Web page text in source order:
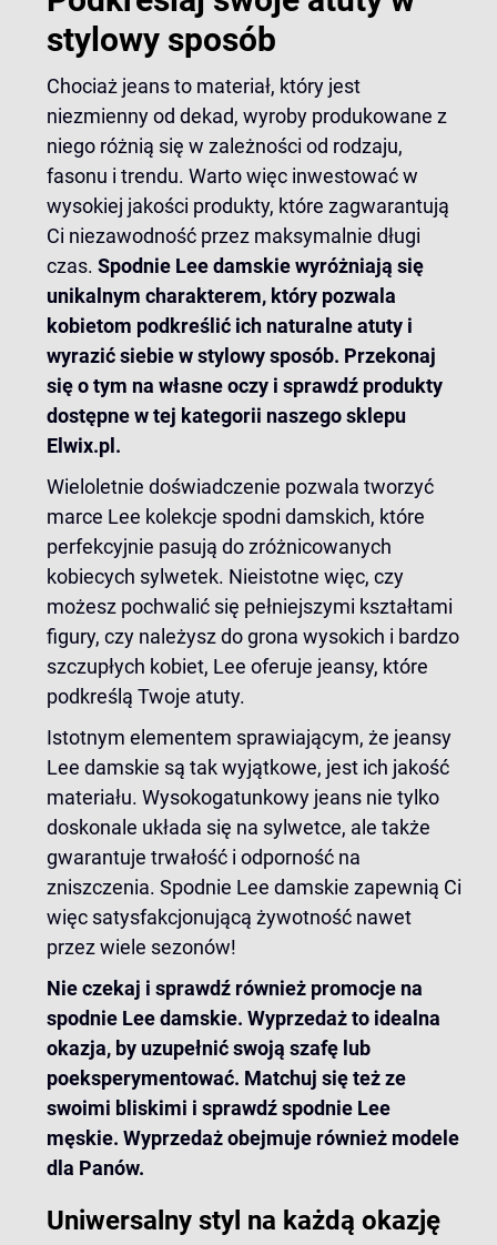
stylowy sposób
Chociaż jeans to materiał, który jest
niezmienny od dekad, wyroby produkowane z
niego różnią się w zależności od rodzaju,
fasonu i trendu. Warto więc inwestować w
wysokiej jakości produkty, które zagwarantują
Ci niezawodność przez maksymalnie długi
czas. Spodnie Lee damskie wyróżniają się
unikalnym charakterem, który pozwala
kobietom podkreślić ich naturalne atuty i
wyrazić siebie w stylowy sposób. Przekonaj
się o tym na własne oczy i sprawdź produkty
dostępne w tej kategorii naszego sklepu
Elwix.pl.
Wieloletnie doświadczenie pozwala tworzyć
marce Lee kolekcje spodni damskich, które
perfekcyjnie pasują do zróżnicowanych
kobiecych sylwetek. Nieistotne więc, czy
możesz pochwalić się pełniejszymi kształtami
figury, czy należysz do grona wysokich i bardzo
szczupłych kobiet, Lee oferuje jeansy, które
podkreślą Twoje atuty.
Istotnym elementem sprawiającym, że jeansy
Lee damskie są tak wyjątkowe, jest ich jakość
materiału. Wysokogatunkowy jeans nie tylko
doskonale układa się na sylwetce, ale także
gwarantuje trwałość i odporność na
zniszczenia. Spodnie Lee damskie zapewnią Ci
więc satysfakcjonującą żywotność nawet
przez wiele sezonów!
Nie czekaj i sprawdź również promocje na
spodnie Lee damskie. Wyprzedażto idealna
okazja, by uzupełnić swoją szafę lub
poeksperymentować. Matchuj się też ze
swoimi bliskimi i sprawdźspodnie Lee
męskie. Wyprzedażobejmuje również modele
dla Panów.
Uniwersalny styl na każdą okazję